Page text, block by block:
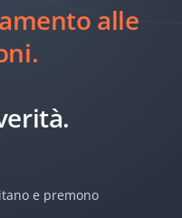
alle
e premono